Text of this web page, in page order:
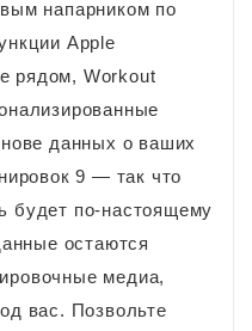
напарником по
Apple
рядом, Workout
данных о ваших
9 — так что
будет по-настоящему
остаются
медиа,
вас. Позвольте